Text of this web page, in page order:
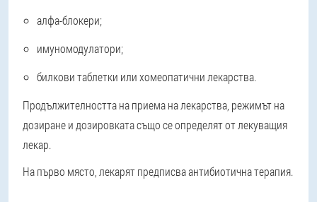
алфа-блокери;
имуномодулатори;
билкови таблетки или хомеопатични лекарства.
Продължителността на приема на лекарства, режимът на
дозиране и дозировката също се определят от лекуващия
лекар.
На първо място, лекарят предписва антибиотична терапия.